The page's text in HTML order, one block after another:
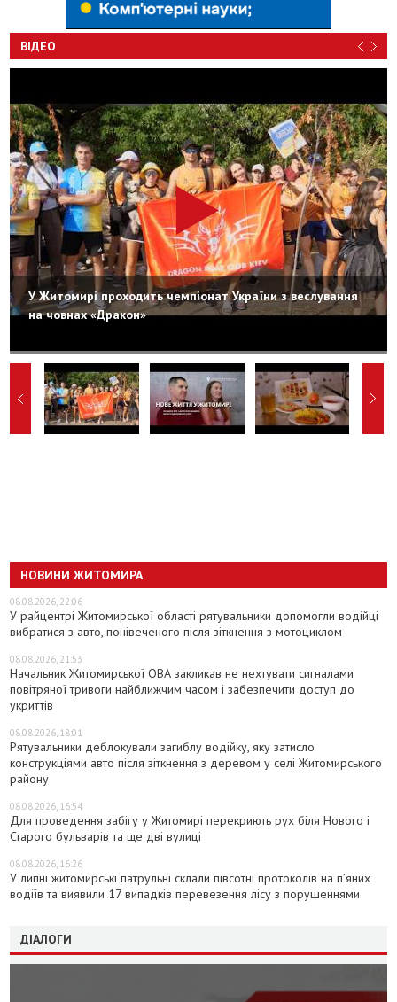
ВІДЕО
У Житомирі проходить чемпіонат України з веслування
на човнах «Дракон»
НОВИНИ ЖИТОМИРА
08.08.2026, 22:06
У райцентрі Житомирської області рятувальники допомогли водійці
вибратися з авто, понівеченого після зіткнення з мотоциклом
08.08.2026, 21:53
Начальник Житомирської ОВА закликав не нехтувати сигналами
повітряної тривоги найближчим часом і забезпечити доступ до
укриттів
08.08.2026, 18:01
Рятувальники деблокували загиблу водійку, яку затисло
конструкціями авто після зіткнення з деревом у селі Житомирського
району
08.08.2026, 16:54
Для проведення забігу у Житомирі перекриють рух біля Нового і
Старого бульварів та ще дві вулиці
08.08.2026, 16:26
У липні житомирські патрульні склали півсотні протоколів на пʼяних
водіїв та виявили 17 випадків перевезення лісу з порушеннями
ДІАЛОГИ